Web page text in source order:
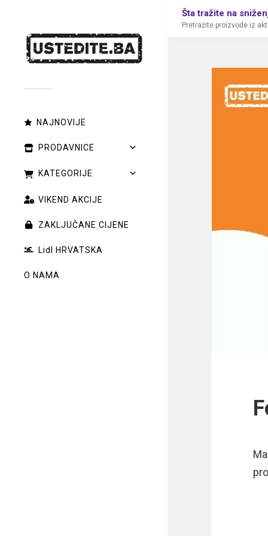
NAJNOVIJE
PRODAVNICE
KATEGORIJE
VIKEND AKCIJE
ZAKLJUČANE CIJENE
Lidl HRVATSKA
O NAMA
Šta tražite na
Pretražite proizvode iz